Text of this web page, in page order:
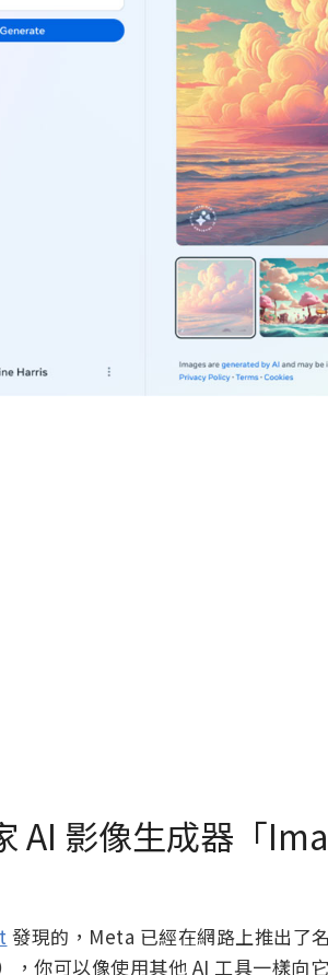
AI 影像生成器「
發現的，Meta 已經在網路上推出了
，你可以像使用其他 AI 工具一樣向